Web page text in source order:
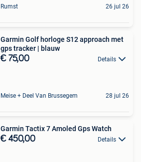
Rumst 26 jul 26
Garmin Golf horloge S12 approach met
gps tracker | blauw
€ 75,00 Details
Meise + Deel Van Brussegem 28 jul 26
Garmin Tactix 7 Amoled Gps Watch
€ 450,00 Details